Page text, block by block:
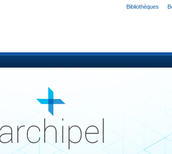
Bibliothèques